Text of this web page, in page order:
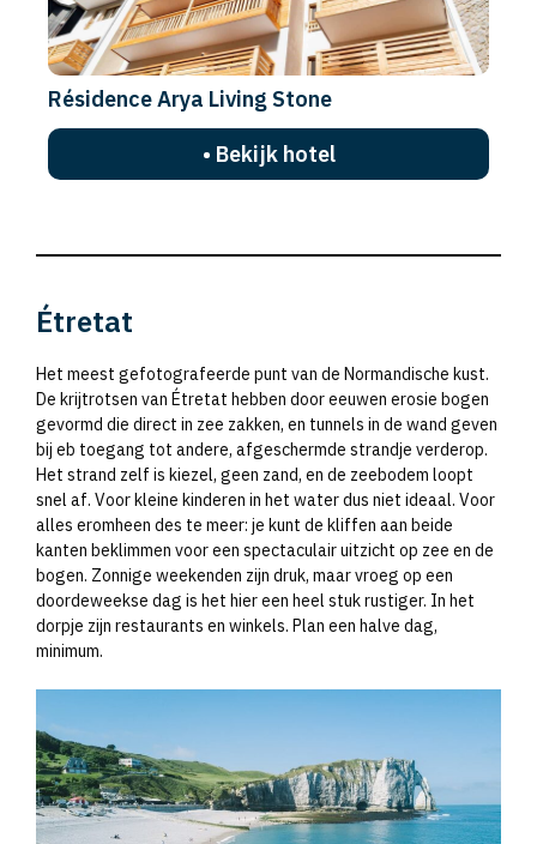
Résidence Arya Living Stone
• Bekijk hotel
Étretat
Het meest gefotografeerde punt van de Normandische kust.
De krijtrotsen van Étretat hebben door eeuwen erosie bogen
gevormd die direct in zee zakken, en tunnels in de wand geven
bij eb toegang tot andere, afgeschermde strandje verderop.
Het strand zelf is kiezel, geen zand, en de zeebodem loopt
snel af. Voor kleine kinderen in het water dus niet ideaal. Voor
alles eromheen des te meer: je kunt de kliffen aan beide
kanten beklimmen voor een spectaculair uitzicht op zee en de
bogen. Zonnige weekenden zijn druk, maar vroeg op een
doordeweekse dag is het hier een heel stuk rustiger. In het
dorpje zijn restaurants en winkels. Plan een halve dag,
minimum.